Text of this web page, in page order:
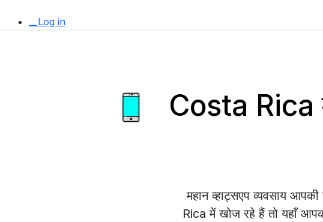
__Log in
Costa Rica
महान व्हाट्सएप व्यवसाय
Rica में खोज रहे हैं तो यहाँ